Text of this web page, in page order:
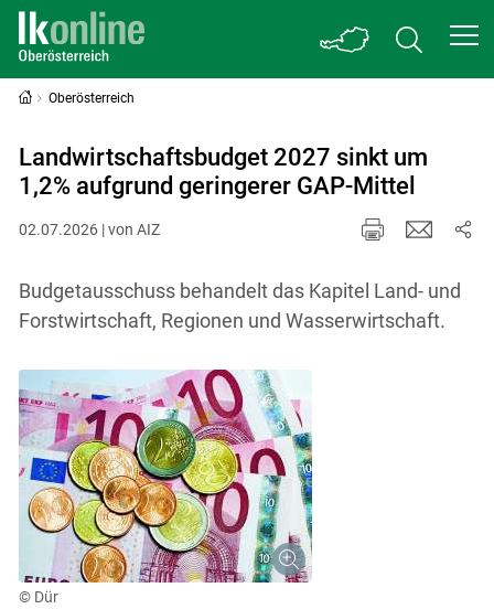
Oberösterreich
Landwirtschaftsbudget 2027 sinkt um
1,2% aufgrund geringerer GAP-Mittel
02.07.2026 | von AIZ
Budgetausschuss behandelt das Kapitel Land- und
Forstwirtschaft, Regionen und Wasserwirtschaft.
© Dür